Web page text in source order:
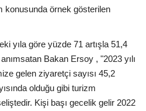
konusunda örnek gösterilen
yıla göre yüzde 71 artışla 51,4
Bakan Ersoy , "2023 yılı
gelen ziyaretçi sayısı 45,2
olduğu gibi turizm
Kişi başı gecelik gelir 2022